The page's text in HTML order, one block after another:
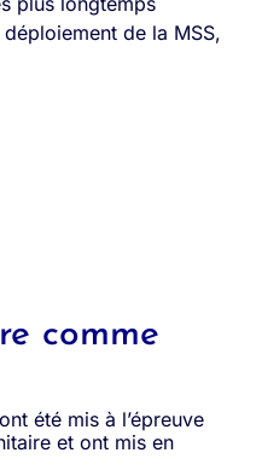
de la MSS,
comme
été mis à l’épreuve
et ont mis en